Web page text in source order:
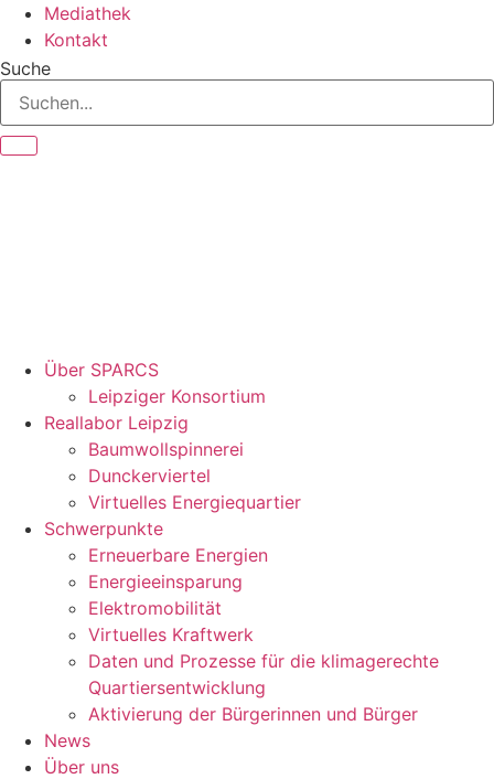
Mediathek
Kontakt
Suche
Über SPARCS
Leipziger Konsortium
Reallabor Leipzig
Baumwollspinnerei
Dunckerviertel
Virtuelles Energiequartier
Schwerpunkte
Erneuerbare Energien
Energieeinsparung
Elektromobilität
Virtuelles Kraftwerk
Daten und Prozesse für die klimagerechte
Quartiersentwicklung
Aktivierung der Bürgerinnen und Bürger
News
Über uns